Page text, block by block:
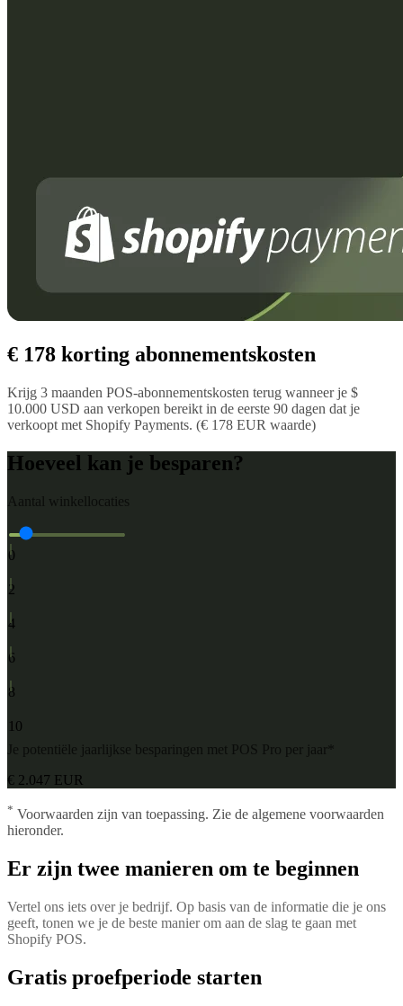
€ 178 korting abonnementskosten
Krijg 3 maanden POS-abonnementskosten terug wanneer je $
10.000 USD aan verkopen bereikt in de eerste 90 dagen dat je
verkoopt met Shopify Payments. (€ 178 EUR waarde)
Hoeveel kan je besparen?
Aantal winkellocaties
0
1
2
3
4
5
67
89
10
Je potentiële jaarlijkse besparingen met POS Pro per jaar*
€ 2.047 EUR
* Voorwaarden zijn van toepassing. Zie de algemene voorwaarden
hieronder.
Er zijn twee manieren om te beginnen
Vertel ons iets over je bedrijf. Op basis van de informatie die je ons
geeft, tonen we je de beste manier om aan de slag te gaan met
Shopify POS.
Gratis proefperiode starten